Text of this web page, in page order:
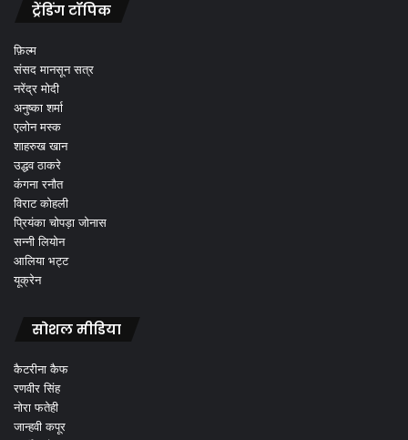
ट्रेंडिंग टॉपिक
फ़िल्म
संसद मानसून सत्र
नरेंद्र मोदी
अनुष्का शर्मा
एलोन मस्क
शाहरुख खान
उद्धव ठाकरे
कंगना रनौत
विराट कोहली
प्रियंका चोपड़ा जोनास
सन्नी लियोन
आलिया भट्ट
यूक्रेन
सोशल मीडिया
कैटरीना कैफ
रणवीर सिंह
नोरा फतेही
जान्हवी कपूर